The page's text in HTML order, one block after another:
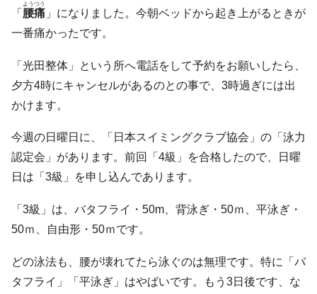
「 腰痛
ようつう
」になりました。今朝ベッドから起き上がるときが
一番痛かったです。
「光田整体」という所へ電話をして予約をお願いしたら、
夕方4時にキャンセルがあるのとの事で、3時過ぎには出
かけます。
今週の日曜日に、「日本スイミングクラブ協会」の「泳力
認定会」があります。前回「4級」を合格したので、日曜
日は「3級」を申し込んであります。
「3級」は、バタフライ・50m、背泳ぎ・50ｍ、平泳ぎ・
50ｍ、自由形・50ｍです。
どの泳法も、腰が壊れてたら泳ぐのは無理です。特に「バ
タフライ」「平泳ぎ」はやばいです。もう3日後です、な